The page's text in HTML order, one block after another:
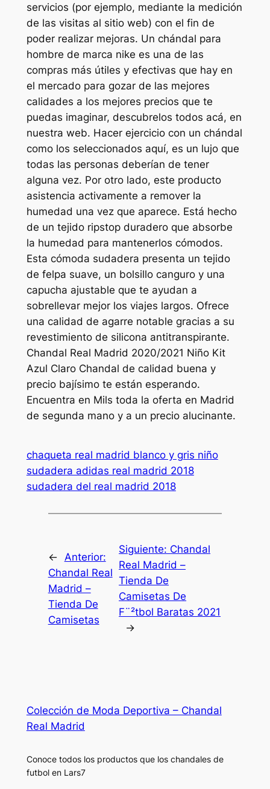
servicios (por ejemplo, mediante la medición
de las visitas al sitio web) con el fin de
poder realizar mejoras. Un chándal para
hombre de marca nike es una de las
compras más útiles y efectivas que hay en
el mercado para gozar de las mejores
calidades a los mejores precios que te
puedas imaginar, descubrelos todos acá, en
nuestra web. Hacer ejercicio con un chándal
como los seleccionados aquí, es un lujo que
todas las personas deberían de tener
alguna vez. Por otro lado, este producto
asistencia activamente a remover la
humedad una vez que aparece. Está hecho
de un tejido ripstop duradero que absorbe
la humedad para mantenerlos cómodos.
Esta cómoda sudadera presenta un tejido
de felpa suave, un bolsillo canguro y una
capucha ajustable que te ayudan a
sobrellevar mejor los viajes largos. Ofrece
una calidad de agarre notable gracias a su
revestimiento de silicona antitranspirante.
Chandal Real Madrid 2020/2021 Niño Kit
Azul Claro Chandal de calidad buena y
precio bajísimo te están esperando.
Encuentra en Mils toda la oferta en Madrid
de segunda mano y a un precio alucinante.
chaqueta real madrid blanco y gris niño
sudadera adidas real madrid 2018
sudadera del real madrid 2018
← Anterior:
Chandal Real
Madrid –
Tienda De
Camisetas
Siguiente: Chandal
Real Madrid –
Tienda De
Camisetas De
F¨²tbol Baratas 2021
→
Colección de Moda Deportiva – Chandal
Real Madrid
Conoce todos los productos que los chandales de
futbol en Lars7